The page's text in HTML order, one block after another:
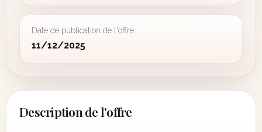
Date de publication de l'offre
11/12/2025
Description de l'offre